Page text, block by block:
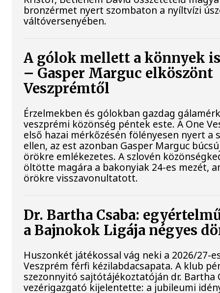
bronzérmet nyert szombaton a nyíltvízi
váltóversenyében.
A gólok mellett a könnyek
– Gasper Marguc elköszönt
Veszprémtől
Érzelmekben és gólokban gazdag
veszprémi közönség péntek este. A One
első hazai mérkőzésén fölényesen nyert a
ellen, az est azonban Gasper Marguc
örökre emlékezetes. A szlovén
öltötte magára a bakonyiak 24-es mezét,
örökre visszavonultatott.
Dr. Bartha Csaba:
a Bajnokok Ligája négyes
Huszonkét játékossal vág neki a 2026/27-
Veszprém férfi kézilabdacsapata. A klub
szezonnyitó sajtótájékoztatóján dr. Bartha
vezérigazgató kijelentette: a jubileumi